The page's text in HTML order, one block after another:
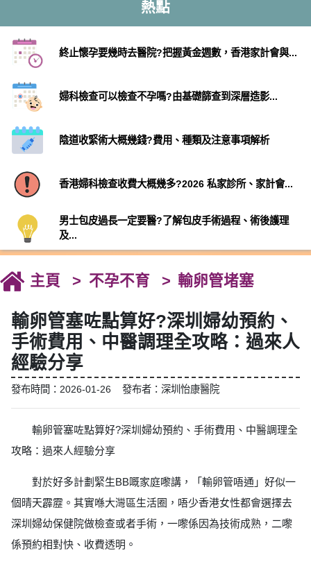
熱點
終止懷孕要幾時去醫院?把握黃金週數，香港家計會與...
婦科檢查可以檢查不孕嗎?由基礎篩查到深層造影...
陰道收緊術大概幾錢?費用、種類及注意事項解析
香港婦科檢查收費大概幾多?2026 私家診所、家計會...
男士包皮過長一定要醫?了解包皮手術過程、術後護理
及...
主頁 不孕不育 輸卵管堵塞
輸卵管塞咗點算好?深圳婦幼預約、
手術費用、中醫調理全攻略：過來人
經驗分享
發布時間：2026-01-26 發布者：深圳怡康醫院
輸卵管塞咗點算好?深圳婦幼預約、手術費用、中醫調理全
攻略：過來人經驗分享
對於好多計劃緊生BB嘅家庭嚟講，「輸卵管唔通」好似一
個晴天霹靂。其實喺大灣區生活圈，唔少香港女性都會選擇去
深圳婦幼保健院做檢查或者手術，一嚟係因為技術成熟，二嚟
係預約相對快、收費透明。